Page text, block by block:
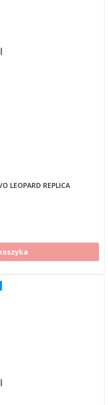
LEOPARD REPLICA